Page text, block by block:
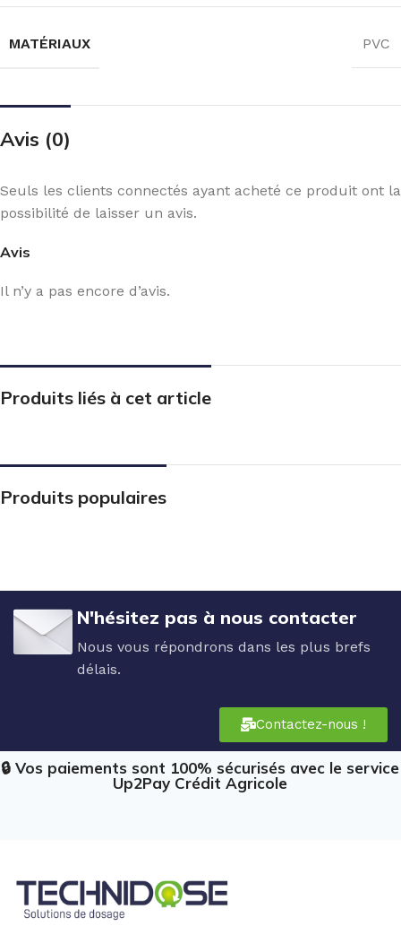
MATÉRIAUX PVC
Avis (0)
Avis
Il n’y a pas encore d’avis.
Seuls les clients connectés ayant acheté ce produit ont la
possibilité de laisser un avis.
Produits liés à cet article
Produits populaires
N'hésitez pas à nous contacter
Nous vous répondrons dans les plus brefs
délais.
Contactez-nous !
🔒 Vos paiements sont 100% sécurisés avec le service
Up2Pay Crédit Agricole